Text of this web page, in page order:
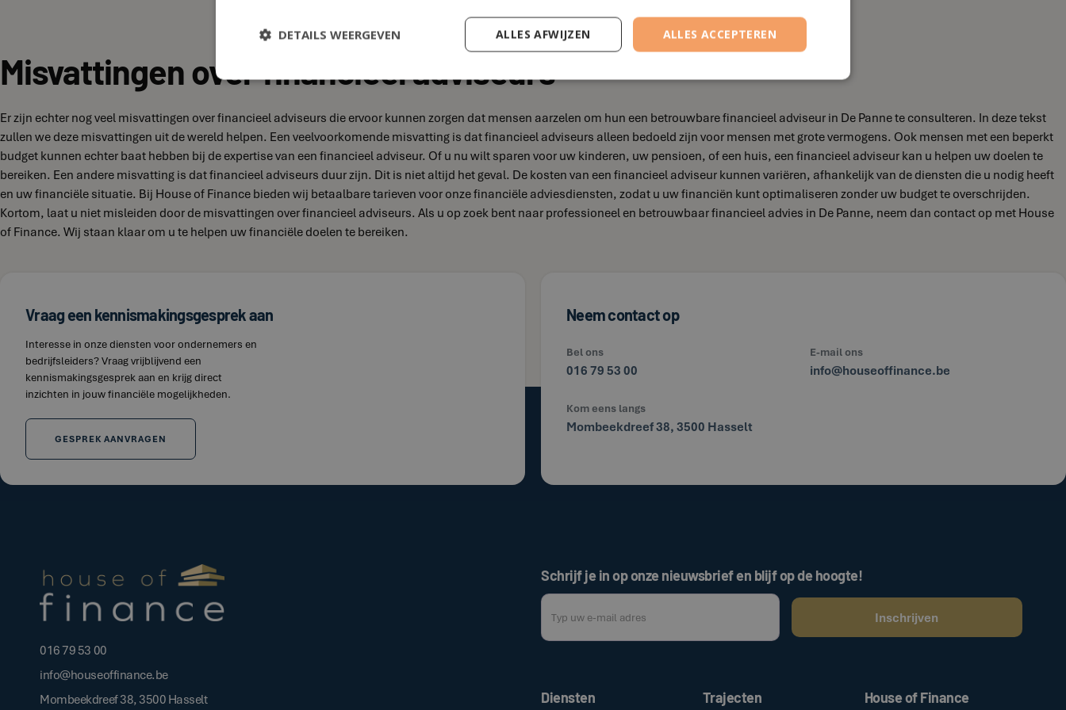
Misvattingen over financieel adviseurs
Er zijn echter nog veel misvattingen over financieel adviseurs die ervoor kunnen zorgen dat mensen aarzelen om hun een betrouwbare financieel adviseur in De Panne te consulteren. In deze tekst
zullen we deze misvattingen uit de wereld helpen. Een veelvoorkomende misvatting is dat financieel adviseurs alleen bedoeld zijn voor mensen met grote vermogens. Ook mensen met een beperkt
budget kunnen echter baat hebben bij de expertise van een financieel adviseur. Of u nu wilt sparen voor uw kinderen, uw pensioen, of een huis, een financieel adviseur kan u helpen uw doelen te
bereiken. Een andere misvatting is dat financieel adviseurs duur zijn. Dit is niet altijd het geval. De kosten van een financieel adviseur kunnen variëren, afhankelijk van de diensten die u nodig heeft
en uw financiële situatie. Bij House of Finance bieden wij betaalbare tarieven voor onze financiële adviesdiensten, zodat u uw financiën kunt optimaliseren zonder uw budget te overschrijden.
Kortom, laat u niet misleiden door de misvattingen over financieel adviseurs. Als u op zoek bent naar professioneel en betrouwbaar financieel advies in De Panne, neem dan contact op met House
of Finance. Wij staan klaar om u te helpen uw financiële doelen te bereiken.
Vraag een kennismakingsgesprek aan
Interesse in onze diensten voor ondernemers en
bedrijfsleiders? Vraag vrijblijvend een
kennismakingsgesprek aan en krijg direct
inzichten in jouw financiële mogelijkheden.
GESPREK AANVRAGEN
Neem contact op
Bel ons
016 79 53 00
E-mail ons
info@houseoffinance.be
Kom eens langs
Mombeekdreef 38, 3500 Hasselt
016 79 53 00
info@houseoffinance.be
Mombeekdreef 38, 3500 Hasselt
Schrijf je in op onze nieuwsbrief en blijf op de hoogte!
Diensten Trajecten House of Finance
ALLES ACCEPTEREN
ALLES AFWIJZEN
DETAILS WEERGEVEN